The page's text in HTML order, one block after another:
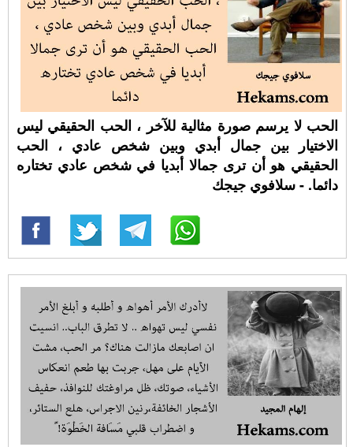
الحب لا يرسم صورة مثالية للآخر ، الحب الحقيقي ليس
الاختيار بين جمال أبدي وبين شخص عادي ، الحب
الحقيقي هو أن ترى جمالا أبديا في شخص عادي تختاره
دائما. - سلافوي جيجك